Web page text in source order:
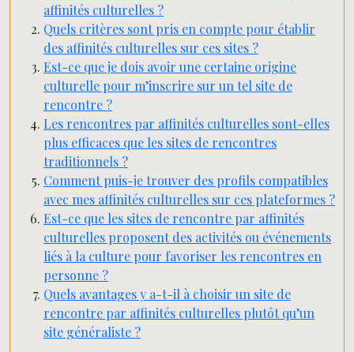
affinités culturelles ?
Quels critères sont pris en compte pour établir
des affinités culturelles sur ces sites ?
Est-ce que je dois avoir une certaine origine
culturelle pour m’inscrire sur un tel site de
rencontre ?
Les rencontres par affinités culturelles sont-elles
plus efficaces que les sites de rencontres
traditionnels ?
Comment puis-je trouver des profils compatibles
avec mes affinités culturelles sur ces plateformes ?
Est-ce que les sites de rencontre par affinités
culturelles proposent des activités ou événements
liés à la culture pour favoriser les rencontres en
personne ?
Quels avantages y a-t-il à choisir un site de
rencontre par affinités culturelles plutôt qu’un
site généraliste ?